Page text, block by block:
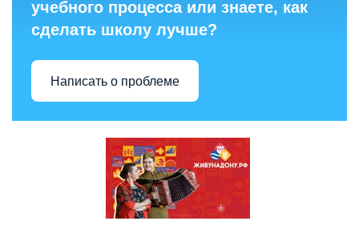
учебного процесса или знаете, как
сделать школу лучше?
Написать о проблеме